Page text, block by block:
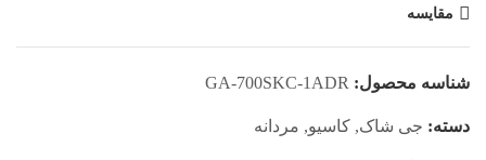
مقایسه
شناسه محصول: GA-700SKC-1ADR
دسته: جی شاک, کاسیو, مردانه